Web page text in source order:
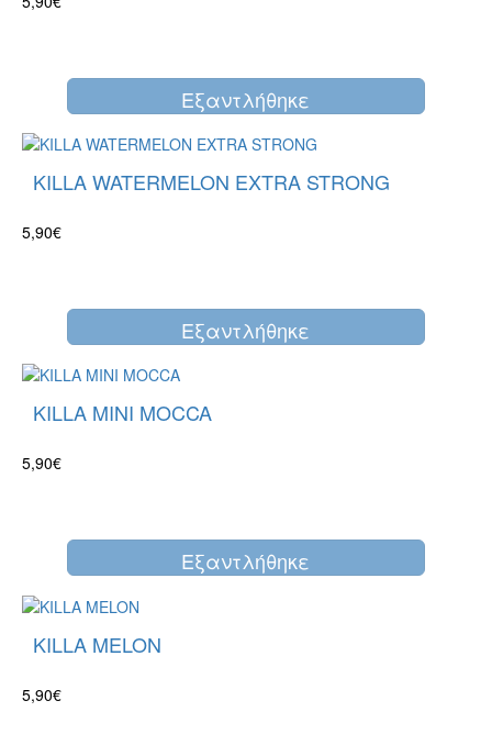
Eξαντλήθηκε
KILLA WATERMELON EXTRA STRONG
5,90€
Eξαντλήθηκε
KILLA MINI MOCCA
5,90€
Eξαντλήθηκε
KILLA MELON
5,90€